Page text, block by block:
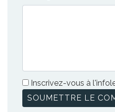
Inscrivez-vous à